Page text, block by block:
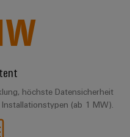
höchste Datensicherheit
(ab 1 MW).